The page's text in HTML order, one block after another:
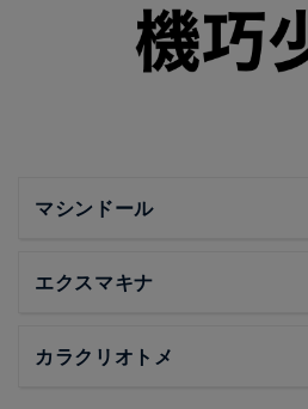
マシンドール
エクスマキナ
カラクリオトメ